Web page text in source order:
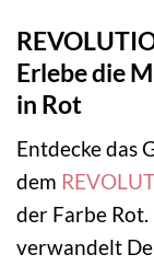
Erlebe die
in Rot
Entdecke das
dem
der Farbe
verwandelt